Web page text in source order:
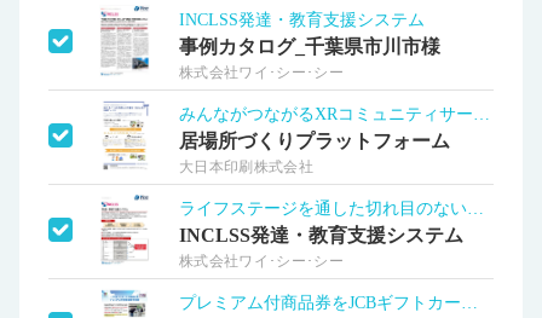
INCLSS発達・教育支援システム
事例カタログ_千葉県市川市様
株式会社ワイ･シー･シー
みんながつながるXRコミュニティサービス
居場所づくりプラットフォーム
大日本印刷株式会社
ライフステージを通した切れ目のない支援を
INCLSS発達・教育支援システム
株式会社ワイ･シー･シー
プレミアム付商品券をJCBギフトカードで